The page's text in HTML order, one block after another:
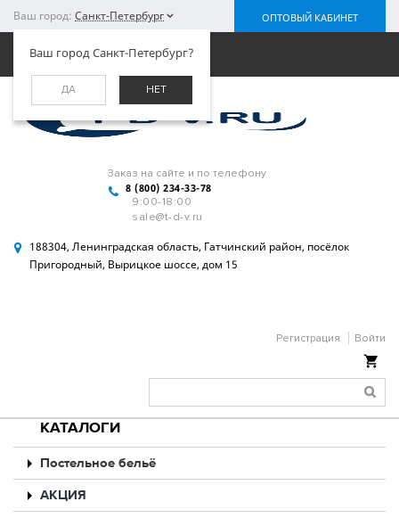
Ваш город: Санкт-Петербург
Ваш город Санкт-Петербург?
ДА НЕТ
ОПТОВЫЙ КАБИНЕТ
Заказ на сайте и по телефону
8 (800) 234-33-78
9:00-18:00
sale@t-d-v.ru
188304, Ленинградская область, Гатчинский район, посёлок
Пригородный, Вырицкое шоссе, дом 15
Регистрация Войти
Меню
КАТАЛОГИ
Постельное бельё
АКЦИЯ